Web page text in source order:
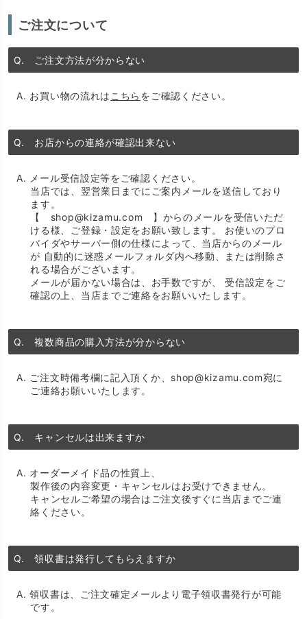
ご注文について
Q. ご注文方法が分からない
A. お買い物の流れはこちら をご確認ください。
Q. お店からの連絡が確認出来ない
A. メール受信設定等をご確認ください。
当店では、翌営業日までにご案内メールを送信しており
ます。
【 shop@kizamu.com 】からのメールを受信いただ
ける様、ご登録・設定をお願い致します。 お使いのプロ
バイダやサーバー側の仕様によって、当店からのメール
が 自動的に迷惑メールフォルダ内へ移動、または削除さ
れる場合がございます。
メールが届かない場合は、お手数ですが、 受信設定をご
確認の上、当店までご連絡をお願いいたします。
Q. 複数商品の購入方法が分からない
A. ご注文時備考欄に記入頂くか、shop@kizamu.com宛に
ご連絡お願いいたします。
Q. キャンセルは出来ますか
A. オーダーメイド品の性質上、
製作後の内容変更・キャンセルはお受けできません。
キャンセルご希望の場合はご注文後すぐに当店までご連
絡ください。
Q. 領収書は発行してもらえますか
A. 領収書は、ご注文確定メールより電子領収書発行が可能
です。